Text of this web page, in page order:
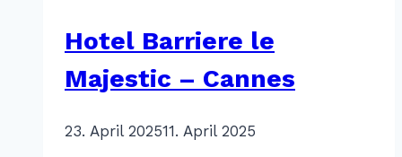
Hotel Barriere le
Majestic – Cannes
VonKatharina
23. April 202511. April 2025